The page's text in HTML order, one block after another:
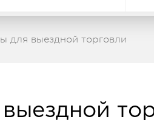
для выездной торговли